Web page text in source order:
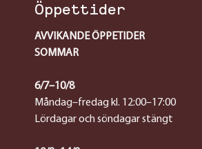
Öppettider
AVVIKANDE ÖPPETIDER
SOMMAR
6/7–10/8
Måndag–fredag kl. 12:00–17:00
Lördagar och söndagar stängt